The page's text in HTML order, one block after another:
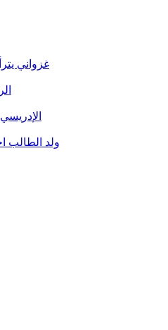
غزواني يترأس
ولد الطالب